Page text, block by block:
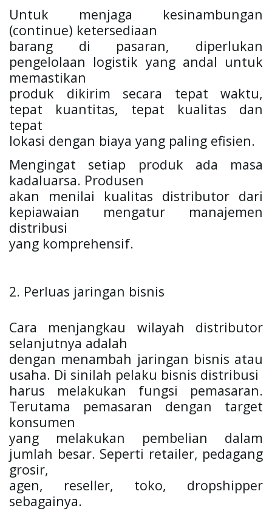
Untuk menjaga kesinambungan
(continue) ketersediaan
barang di pasaran, diperlukan
pengelolaan logistik yang andal untuk
memastikan
produk dikirim secara tepat waktu,
tepat kuantitas, tepat kualitas dan
tepat
lokasi dengan biaya yang paling efisien.
Mengingat setiap produk ada masa
kadaluarsa. Produsen
akan menilai kualitas distributor dari
kepiawaian mengatur manajemen
distribusi
yang komprehensif.
2. Perluas jaringan bisnis
Cara menjangkau wilayah distributor
selanjutnya adalah
dengan menambah jaringan bisnis atau
usaha. Di sinilah pelaku bisnis distribusi
harus melakukan fungsi pemasaran.
Terutama pemasaran dengan target
konsumen
yang melakukan pembelian dalam
jumlah besar. Seperti retailer, pedagang
grosir,
agen, reseller, toko, dropshipper
sebagainya.